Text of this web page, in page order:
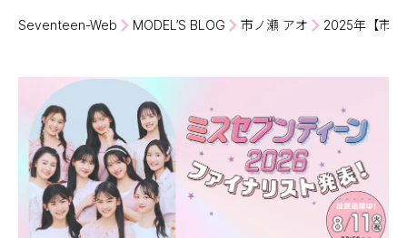
Seventeen-Web MODEL’S BLOG 市ノ瀬 アオ 2025年【市